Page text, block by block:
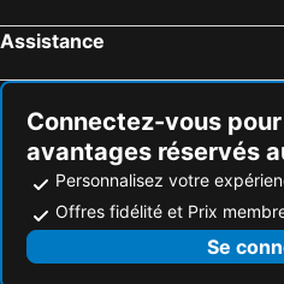
Hôtels Cala Viñas
Assistance
Connectez-vous
avantages réservés
Personnalisez votre
Offres fidélité et Prix
Se